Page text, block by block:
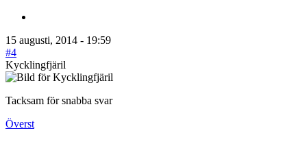
15 augusti, 2014 - 19:59
#4
Kycklingfjäril
Tacksam för snabba svar
Överst